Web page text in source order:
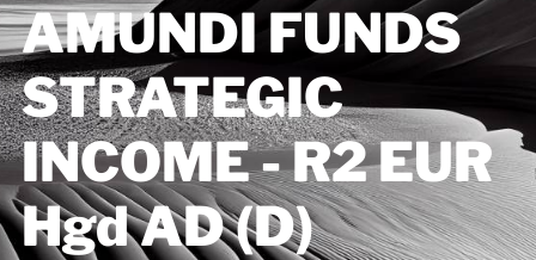
AMUNDI FUNDS
STRATEGIC
INCOME - R2 EUR
Hgd AD (D)